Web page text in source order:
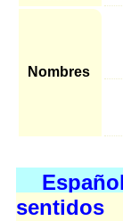
Nombres
Español
sentidos